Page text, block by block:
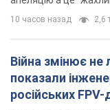
10 часов назад 2,6
Війна змінює
показали
російських